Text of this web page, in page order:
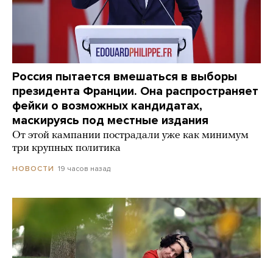
Россия пытается вмешаться в выборы
президента Франции. Она распространяет
фейки о возможных кандидатах,
маскируясь под местные издания
От этой кампании пострадали уже как минимум
три крупных политика
НОВОСТИ 19 часов назад